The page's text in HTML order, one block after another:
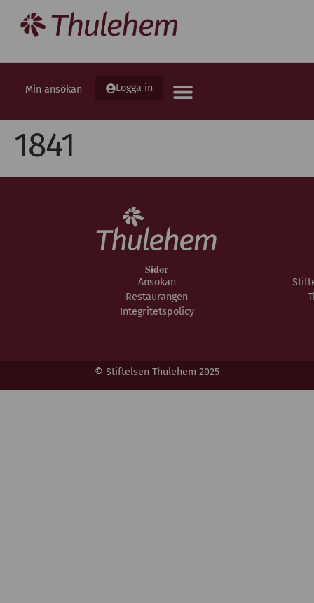
Min ansökan Logga in
1841
Sidor
Ansökan
Restaurangen
Integritetspolicy
© Stiftelsen Thulehem 2025